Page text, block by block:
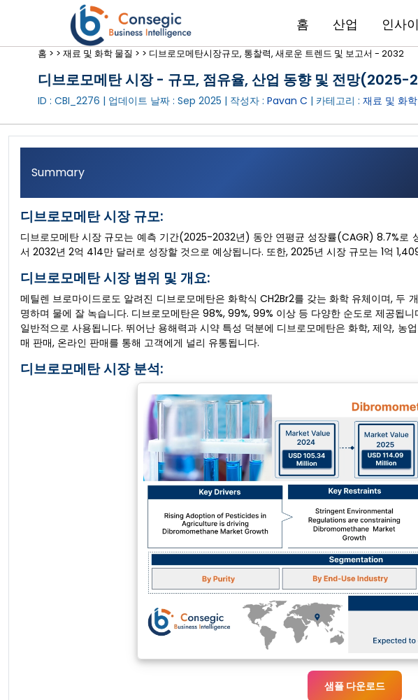
홈 산업 인사
홈 > > 재료 및 화학 물질 > > 디브로모메탄시장규모, 통찰력, 새로운 트렌드 및 보고서 - 2032
디브로모메탄 시장 - 규모, 점유율, 산업 동향 및 전망(2025-
ID : CBI_2276 | 업데이트 날짜 : Sep 2025 | 작성자 : Pavan C | 카테고리 : 재료 및 화
Summary
디브로모메탄 시장 규모:
디브로모메탄 시장 규모는 예측 기간(2025-2032년) 동안 연평균 성장률(CAGR) 8.7%로
서 2032년 2억 414만 달러로 성장할 것으로 예상됩니다. 또한, 2025년 시장 규모는 1억
디브로모메탄 시장 범위 및 개요:
메틸렌 브로마이드로도 알려진 디브로모메탄은 화학식 CH2Br2를 갖는 화학 유체이며, 두
명하며 물에 잘 녹습니다. 디브로모메탄은 98%, 99%, 99% 이상 등 다양한 순도로 제공됩
일반적으로 사용됩니다. 뛰어난 용해력과 시약 특성 덕분에 디브로모메탄은 화학, 제약, 농
매 판매, 온라인 판매를 통해 고객에게 널리 유통됩니다.
디브로모메탄 시장 분석:
샘플 다운로드